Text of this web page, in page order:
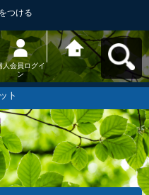
つける
人会員ログイ
ン
半田市子育て応
援サイト はんだ
っこネットへ戻
ト